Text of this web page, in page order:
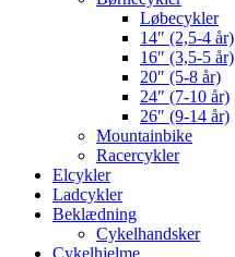
Løbecykler
14″ (2,5-4 år)
16″ (3,5-5 år)
20″ (5-8 år)
24″ (7-10 år)
26″ (9-14 år)
Mountainbike
Racercykler
Elcykler
Ladcykler
Beklædning
Cykelhandsker
Cykelhjelme